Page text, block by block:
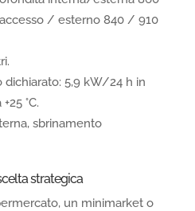
/ esterno 840 / 910
5,9 kW/24 h in
°C.
sbrinamento
strategica
un minimarket o